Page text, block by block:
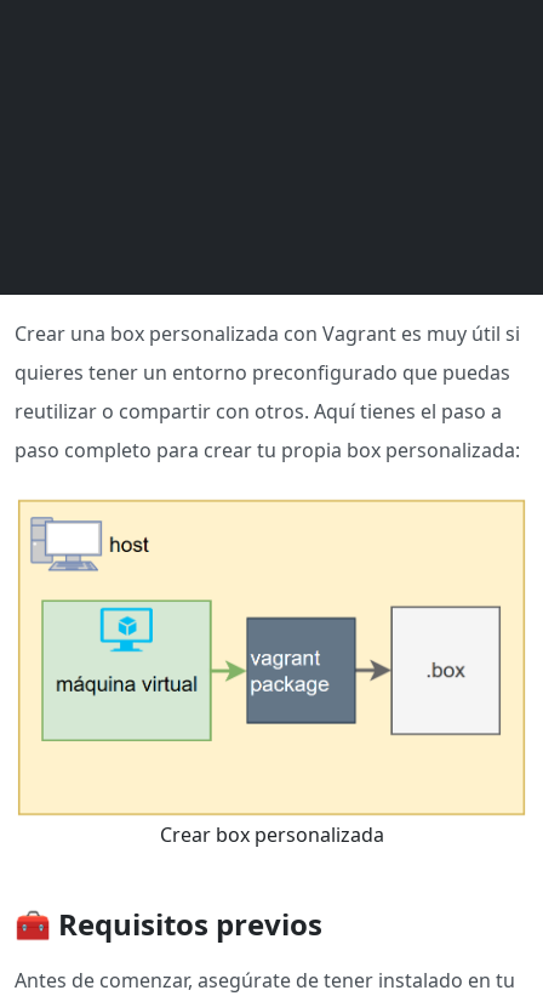
Crear una box personalizada con Vagrant es muy útil si
quieres tener un entorno preconfigurado que puedas
reutilizar o compartir con otros. Aquí tienes el paso a
paso completo para crear tu propia box personalizada:
Crear box personalizada
🧰 Requisitos previos
Antes de comenzar, asegúrate de tener instalado en tu